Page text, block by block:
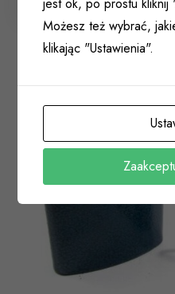
Możesz też wybrać,
klikając "Ustawienia".